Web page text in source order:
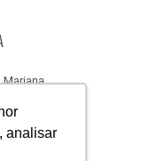
analisar
Mariana